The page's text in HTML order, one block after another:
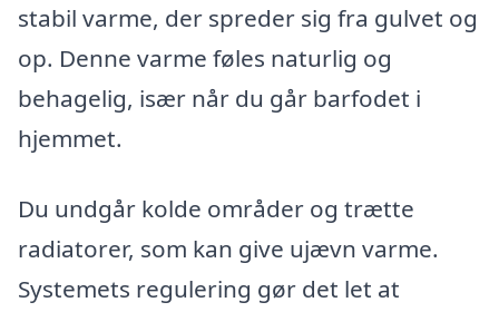
stabil varme, der spreder sig fra gulvet og
op. Denne varme føles naturlig og
behagelig, især når du går barfodet i
hjemmet.
Du undgår kolde områder og trætte
radiatorer, som kan give ujævn varme.
Systemets regulering gør det let at